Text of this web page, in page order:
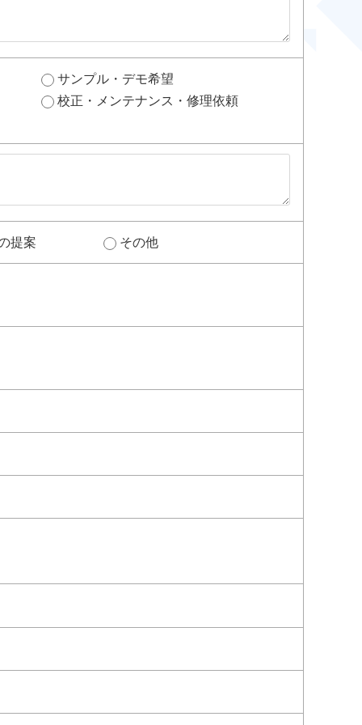
サンプル・デモ希望
校正・メンテナンス・修理依頼
提案 その他